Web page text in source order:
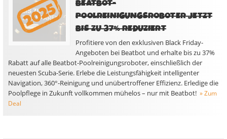
BEATBOT-
POOLREINIGUNGSROBOTER JETZT
BIS ZU 37% REDUZIERT
Profitiere von den exklusiven Black Friday-
Angeboten bei Beatbot und erhalte bis zu 37%
Rabatt auf alle Beatbot-Poolreinigungsroboter, einschließlich der
neuesten Scuba-Serie. Erlebe die Leistungsfähigkeit intelligenter
Navigation, 360°-Reinigung und unübertroffener Effizienz. Erledige die
Poolpflege in Zukunft vollkommen mühelos – nur mit Beatbot! » Zum
Deal